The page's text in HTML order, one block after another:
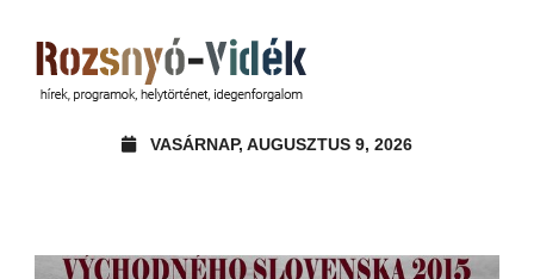
VASÁRNAP, AUGUSZTUS 9, 2026